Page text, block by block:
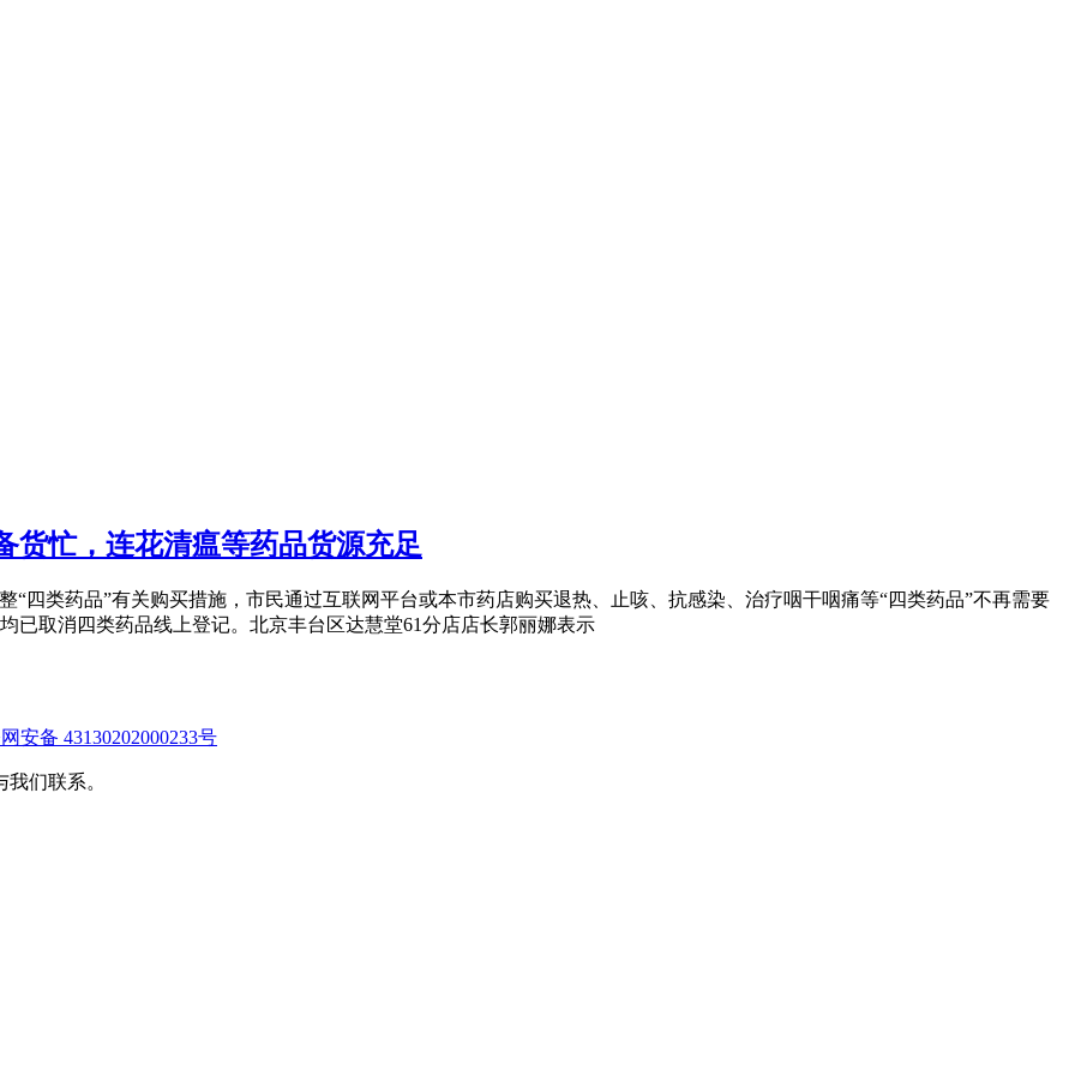
货忙，连花清瘟等药品货源充足
“四类药品”有关购买措施，市民通过互联网平台或本市药店购买退热、止咳、抗感染、治疗咽干咽痛等“四类药品”不再需要
已取消四类药品线上登记。北京丰台区达慧堂61分店店长郭丽娜表示
安备 43130202000233号
们联系。